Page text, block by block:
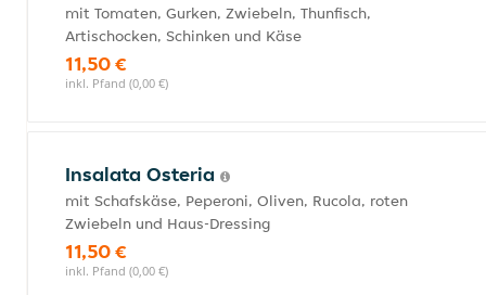
mit Tomaten, Gurken, Zwiebeln, Thunfisch,
Artischocken, Schinken und Käse
11,50 €
inkl. Pfand (0,00 €)
Insalata Osteria
mit Schafskäse, Peperoni, Oliven, Rucola, roten
Zwiebeln und Haus-Dressing
11,50 €
inkl. Pfand (0,00 €)